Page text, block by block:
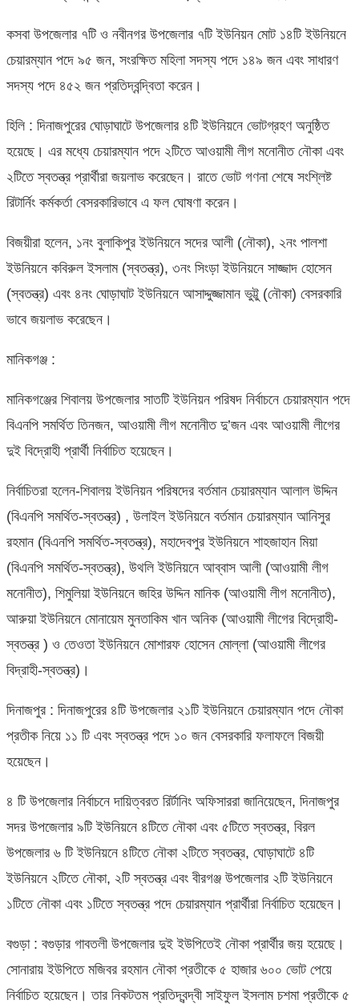
কসবা উপজেলার ৭টি ও নবীনগর উপজেলার ৭টি ইউনিয়ন মোট ১৪টি ইউনিয়নে
চেয়ারম্যান পদে ৯৫ জন, সংরক্ষিত মহিলা সদস্য পদে ১৪৯ জন এবং সাধারণ
সদস্য পদে ৪৫২ জন প্রতিদ্বন্দ্বিতা করেন।
হিলি : দিনাজপুরের ঘোড়াঘাটে উপজেলার ৪টি ইউনিয়নে ভোটগ্রহণ অনুষ্ঠিত
হয়েছে। এর মধ্যে চেয়ারম্যান পদে ২টিতে আওয়ামী লীগ মনোনীত নৌকা এবং
২টিতে স্বতন্ত্র প্রার্থীরা জয়লাভ করেছেন। রাতে ভোট গণনা শেষে সংশ্লিষ্ট
রিটার্নিং কর্মকর্তা বেসরকারিভাবে এ ফল ঘোষণা করেন।
বিজয়ীরা হলেন, ১নং বুলাকিপুর ইউনিয়নে সদের আলী (নৌকা), ২নং পালশা
ইউনিয়নে কবিরুল ইসলাম (স্বতন্ত্র), ৩নং সিংড়া ইউনিয়নে সাজ্জাদ হোসেন
(স্বতন্ত্র) এবং ৪নং ঘোড়াঘাট ইউনিয়নে আসাদ্দুজ্জামান ভুট্টু (নৌকা) বেসরকারি
ভাবে জয়লাভ করেছেন।
মানিকগঞ্জ :
মানিকগঞ্জের শিবালয় উপজেলার সাতটি ইউনিয়ন পরিষদ নির্বাচনে চেয়ারম্যান পদে
বিএনপি সমর্থিত তিনজন, আওয়ামী লীগ মনোনীত দু’জন এবং আওয়ামী লীগের
দুই বিদ্রোহী প্রার্থী নির্বাচিত হয়েছেন।
নির্বাচিতরা হলেন-শিবালয় ইউনিয়ন পরিষদের বর্তমান চেয়ারম্যান আলাল উদ্দিন
(বিএনপি সমর্থিত-স্বতন্ত্র) , উলাইল ইউনিয়নে বর্তমান চেয়ারম্যান আনিসুর
রহমান (বিএনপি সমর্থিত-স্বতন্ত্র), মহাদেবপুর ইউনিয়নে শাহজাহান মিয়া
(বিএনপি সমর্থিত-স্বতন্ত্র), উথলি ইউনিয়নে আব্বাস আলী (আওয়ামী লীগ
মনোনীত), শিমুলিয়া ইউনিয়নে জহির উদ্দিন মানিক (আওয়ামী লীগ মনোনীত),
আরুয়া ইউনিয়নে মোনায়েম মুনতাকিম খান অনিক (আওয়ামী লীগের বিদ্রোহী-
স্বতন্ত্র ) ও তেওতা ইউনিয়নে মোশারফ হোসেন মোল্লা (আওয়ামী লীগের
বিদ্রাহী-স্বতন্ত্র)।
দিনাজপুর : দিনাজপুরের ৪টি উপজেলার ২১টি ইউনিয়নে চেয়ারম্যান পদে নৌকা
প্রতীক নিয়ে ১১ টি এবং স্বতন্ত্র পদে ১০ জন বেসরকারি ফলাফলে বিজয়ী
হয়েছেন।
৪ টি উপজেলার নির্বাচনে দায়িত্বরত রির্টানিং অফিসাররা জানিয়েছেন, দিনাজপুর
সদর উপজেলার ৯টি ইউনিয়নে ৪টিতে নৌকা এবং ৫টিতে স্বতন্ত্র, বিরল
উপজেলার ৬ টি ইউনিয়নে ৪টিতে নৌকা ২টিতে স্বতন্ত্র, ঘোড়াঘাটে ৪টি
ইউনিয়নে ২টিতে নৌকা, ২টি স্বতন্ত্র এবং বীরগঞ্জ উপজেলার ২টি ইউনিয়নে
১টিতে নৌকা এবং ১টিতে স্বতন্ত্র পদে চেয়ারম্যান প্রার্থীরা নির্বাচিত হয়েছেন।
বগুড়া : বগুড়ার গাবতলী উপজেলার দুই ইউপিতেই নৌকা প্রার্থীর জয় হয়েছে।
সোনারায় ইউপিতে মজিবর রহমান নৌকা প্রতীকে ৫ হাজার ৬০০ ভোট পেয়ে
নির্বাচিত হয়েছেন। তার নিকটতম প্রতিদ্বন্দ্বী সাইফুল ইসলাম চশমা প্রতীকে ৫